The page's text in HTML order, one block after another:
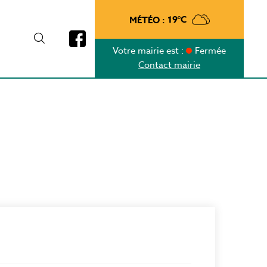
MÉTÉO : 19°C
Votre mairie est :
Fermée
Contact mairie